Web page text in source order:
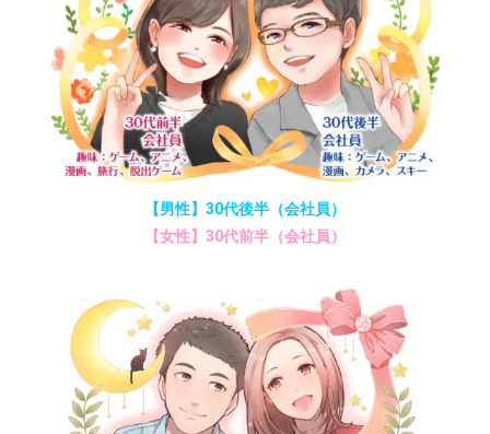
【男性】30代後半（会社員）
【女性】30代前半（会社員）